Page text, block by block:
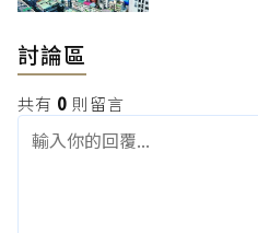
討論區
共有 0 則留言